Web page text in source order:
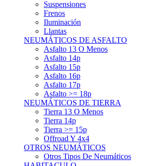
Suspensiones
Frenos
Iluminación
Llantas
NEUMÁTICOS DE ASFALTO
Asfalto 13 O Menos
Asfalto 14p
Asfalto 15p
Asfalto 16p
Asfalto 17p
Asfalto >= 18p
NEUMÁTICOS DE TIERRA
Tierra 13 O Menos
Tierra 14p
Tierra >= 15p
Offroad Y 4x4
OTROS NEUMÁTICOS
Otros Tipos De Neumáticos